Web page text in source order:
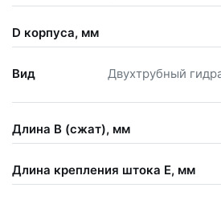
D корпуса, мм
Вид
Двухтрубный
Длина В (сжат), мм
Длина крепления штока Е, мм